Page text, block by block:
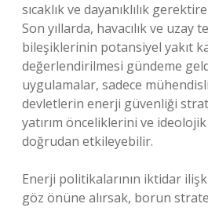
sıcaklık ve dayanıklılık
Son yıllarda, havacılık ve
bileşiklerinin potansiyel yakıt
değerlendirilmesi gündeme
uygulamalar, sadece
devletlerin enerji güvenliği
yatırım önceliklerini ve
doğrudan etkileyebilir.
Enerji politikalarının iktidar
göz önüne alırsak, borun